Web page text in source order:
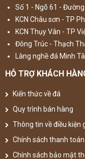
Số 1 - Ngõ 61 -
KCN Châu sơn - TP
KCN Thụy Vân - TP
Đông Trúc - Thạch
Làng nghề đá Minh
HỖ TRỢ KHÁCH
Kiến thức về đá
Quy trình bán hàng
Thông tin về điều kiện
Chính sách thanh toán
Chính sách bảo mật